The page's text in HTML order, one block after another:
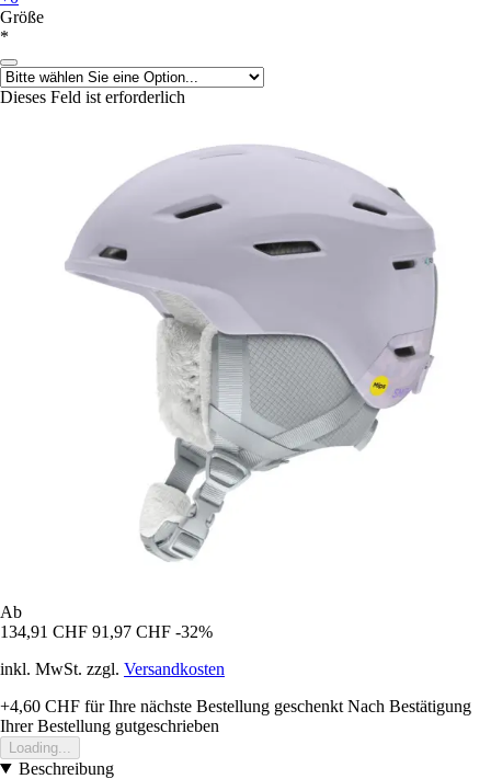
Größe
*
Dieses Feld ist erforderlich
Ab
134,91 CHF 91,97 CHF -32%
inkl. MwSt. zzgl. Versandkosten
+4,60 CHF für Ihre nächste Bestellung geschenkt Nach Bestätigung
Ihrer Bestellung gutgeschrieben
Loading...
Beschreibung